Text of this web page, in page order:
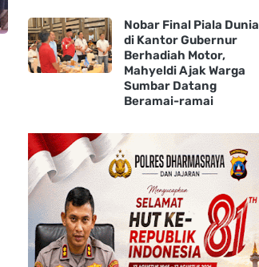
Nobar Final Piala Dunia
di Kantor Gubernur
Berhadiah Motor,
Mahyeldi Ajak Warga
Sumbar Datang
Beramai-ramai